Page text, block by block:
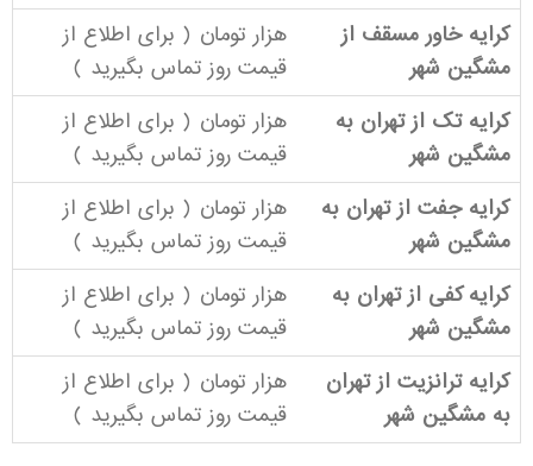
کرایه خاور مسقف از
مشگین شهر
هزار تومان ( برای اطلاع از
قیمت روز تماس بگیرید )
کرایه تک از تهران به
مشگین شهر
هزار تومان ( برای اطلاع از
قیمت روز تماس بگیرید )
کرایه جفت از تهران به
مشگین شهر
هزار تومان ( برای اطلاع از
قیمت روز تماس بگیرید )
کرایه کفی از تهران به
مشگین شهر
هزار تومان ( برای اطلاع از
قیمت روز تماس بگیرید )
کرایه ترانزیت از تهران
به مشگین شهر
هزار تومان ( برای اطلاع از
قیمت روز تماس بگیرید )